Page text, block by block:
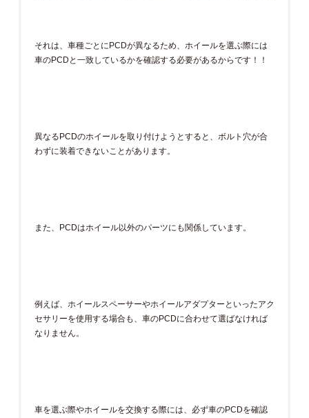
それは、車種ごとにPCDが異なるため、ホイールを選ぶ際には
車のPCDと一致しているかを確認する必要があるからです！！
異なるPCDのホイールを取り付けようとすると、ボルト穴が合
わずに装着できないことがあります。
また、PCDはホイール以外のパーツにも関係しています。
例えば、ホイールスペーサーやホイールアダプターといったアク
セサリーを使用する場合も、車のPCDに合わせて選ばなければ
なりません。
車を選ぶ際やホイールを交換する際には、必ず車のPCDを確認